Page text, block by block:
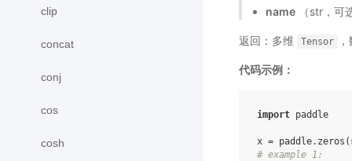
clip
concat
conj
cos
cosh
name （str，可
返回：多维 Tensor
代码示例：
import paddle
x = paddle. zeros (
# example 1: